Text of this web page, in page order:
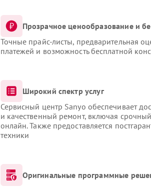
Прозрачное ценообразование и
Точные прайс-листы, предварительная
платежей и возможность бесплатной
Широкий спектр услуг
Сервисный центр Sanyo обеспечивает
и качественный ремонт, включая
онлайн. Также предоставляется
техники
Оригинальные программные